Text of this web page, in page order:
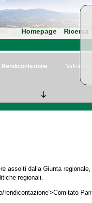
Homepage Ricerca
Rendicontazione
assolti dalla Giunta
regionali.